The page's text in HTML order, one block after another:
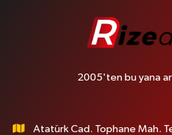
2005'ten bu yana
Atatürk Cad. Tophane Mah.